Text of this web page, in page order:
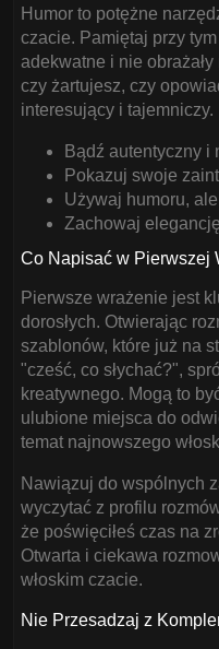
Humor to potężne
czacie. Pamiętaj przy
adekwatne i nie
czy żartujesz, czy
interesujący i tajemniczy.
Bądź autentyczny i
Pokazuj swoje
Używaj humoru,
Zachowaj
Co Napisać w Pierwszej
Pierwsze wrażenie jest
dorosłych. Otwierając
szablonów, które już na
"cześć, co słychać?",
kreatywnego. Mogą to
ulubione miejsca do
temat najnowszego
Nawiązuj do wspólnych
wyczytać z profilu
że poświęciłeś czas na
Otwarta i ciekawa
włoskim czacie.
Nie Przesadzaj z